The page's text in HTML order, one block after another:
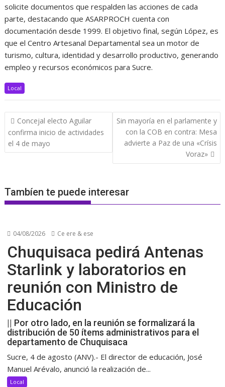
solicite documentos que respalden las acciones de cada
parte, destacando que ASARPROCH cuenta con
documentación desde 1999. El objetivo final, según López, es
que el Centro Artesanal Departamental sea un motor de
turismo, cultura, identidad y desarrollo productivo, generando
empleo y recursos económicos para Sucre.
Local
Navegación
de
entradas
Concejal electo Aguilar
confirma inicio de actividades
el 4 de mayo
Sin mayoría en el parlamente y
con la COB en contra: Mesa
advierte a Paz de una «Crísis
Voraz»
Tambíen te puede interesar
04/08/2026 Ce ere & ese
Chuquisaca pedirá Antenas
Starlink y laboratorios en
reunión con Ministro de
Educación
|| Por otro lado, en la reunión se formalizará la
distribución de 50 ítems administrativos para el
departamento de Chuquisaca
Sucre, 4 de agosto (ANV).- El director de educación, José
Manuel Arévalo, anunció la realización de...
Local